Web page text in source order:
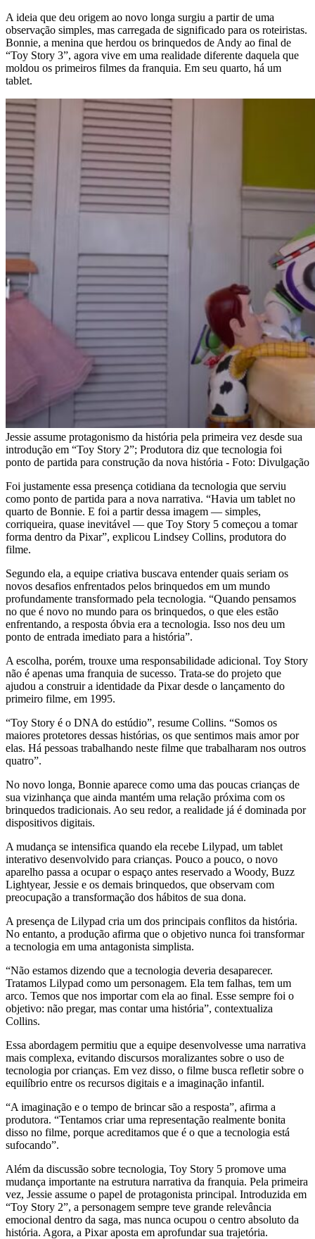
A ideia que deu origem ao novo longa surgiu a partir de uma
observação simples, mas carregada de significado para os roteiristas.
Bonnie, a menina que herdou os brinquedos de Andy ao final de
“Toy Story 3”, agora vive em uma realidade diferente daquela que
moldou os primeiros filmes da franquia. Em seu quarto, há um
tablet.
Jessie assume protagonismo da história pela primeira vez desde sua
introdução em “Toy Story 2”; Produtora diz que tecnologia foi
ponto de partida para construção da nova história - Foto: Divulgação
Foi justamente essa presença cotidiana da tecnologia que serviu
como ponto de partida para a nova narrativa. “Havia um tablet no
quarto de Bonnie. E foi a partir dessa imagem — simples,
corriqueira, quase inevitável — que Toy Story 5 começou a tomar
forma dentro da Pixar”, explicou Lindsey Collins, produtora do
filme.
Segundo ela, a equipe criativa buscava entender quais seriam os
novos desafios enfrentados pelos brinquedos em um mundo
profundamente transformado pela tecnologia. “Quando pensamos
no que é novo no mundo para os brinquedos, o que eles estão
enfrentando, a resposta óbvia era a tecnologia. Isso nos deu um
ponto de entrada imediato para a história”.
A escolha, porém, trouxe uma responsabilidade adicional. Toy Story
não é apenas uma franquia de sucesso. Trata-se do projeto que
ajudou a construir a identidade da Pixar desde o lançamento do
primeiro filme, em 1995.
“Toy Story é o DNA do estúdio”, resume Collins. “Somos os
maiores protetores dessas histórias, os que sentimos mais amor por
elas. Há pessoas trabalhando neste filme que trabalharam nos outros
quatro”.
No novo longa, Bonnie aparece como uma das poucas crianças de
sua vizinhança que ainda mantém uma relação próxima com os
brinquedos tradicionais. Ao seu redor, a realidade já é dominada por
dispositivos digitais.
A mudança se intensifica quando ela recebe Lilypad, um tablet
interativo desenvolvido para crianças. Pouco a pouco, o novo
aparelho passa a ocupar o espaço antes reservado a Woody, Buzz
Lightyear, Jessie e os demais brinquedos, que observam com
preocupação a transformação dos hábitos de sua dona.
A presença de Lilypad cria um dos principais conflitos da história.
No entanto, a produção afirma que o objetivo nunca foi transformar
a tecnologia em uma antagonista simplista.
“Não estamos dizendo que a tecnologia deveria desaparecer.
Tratamos Lilypad como um personagem. Ela tem falhas, tem um
arco. Temos que nos importar com ela ao final. Esse sempre foi o
objetivo: não pregar, mas contar uma história”, contextualiza
Collins.
Essa abordagem permitiu que a equipe desenvolvesse uma narrativa
mais complexa, evitando discursos moralizantes sobre o uso de
tecnologia por crianças. Em vez disso, o filme busca refletir sobre o
equilíbrio entre os recursos digitais e a imaginação infantil.
“A imaginação e o tempo de brincar são a resposta”, afirma a
produtora. “Tentamos criar uma representação realmente bonita
disso no filme, porque acreditamos que é o que a tecnologia está
sufocando”.
Além da discussão sobre tecnologia, Toy Story 5 promove uma
mudança importante na estrutura narrativa da franquia. Pela primeira
vez, Jessie assume o papel de protagonista principal. Introduzida em
“Toy Story 2”, a personagem sempre teve grande relevância
emocional dentro da saga, mas nunca ocupou o centro absoluto da
história. Agora, a Pixar aposta em aprofundar sua trajetória.